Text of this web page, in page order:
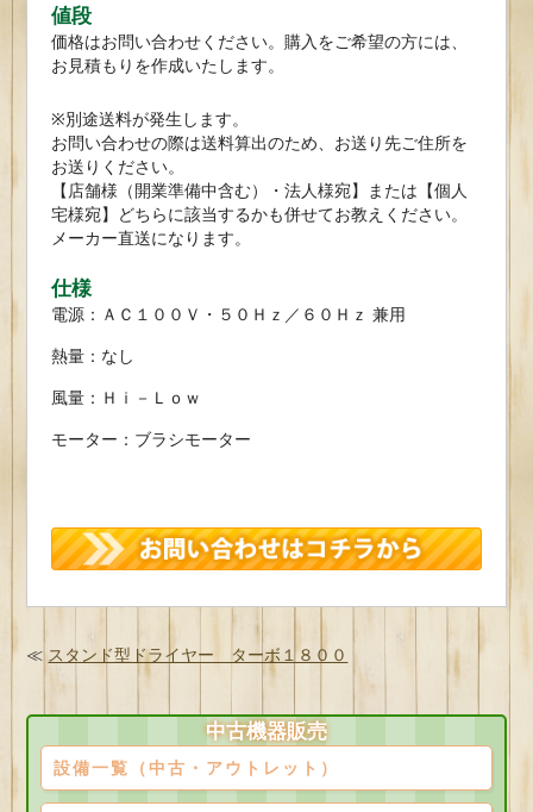
値段
価格はお問い合わせください。購入をご希望の方には、
お見積もりを作成いたします。
※別途送料が発生します。
お問い合わせの際は送料算出のため、お送り先ご住所を
お送りください。
【店舗様（開業準備中含む）・法人様宛】または【個人
宅様宛】どちらに該当するかも併せてお教えください。
メーカー直送になります。
仕様
電源：ＡＣ１００Ｖ・５０Ｈｚ／６０Ｈｚ 兼用
熱量：なし
風量：Ｈｉ－Ｌｏｗ
モーター：ブラシモーター
≪スタンド型ドライヤー ターボ１８００
中古機器販売
設備一覧（中古・アウトレット）